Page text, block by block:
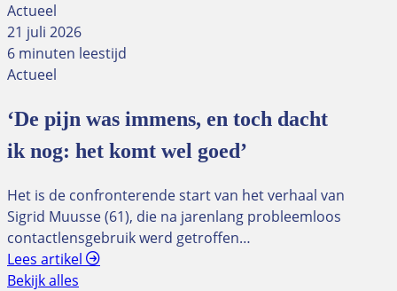
Actueel
21 juli 2026
6 minuten leestijd
Actueel
‘De pijn was immens, en toch dacht
ik nog: het komt wel goed’
Het is de confronterende start van het verhaal van
Sigrid Muusse (61), die na jarenlang probleemloos
contactlensgebruik werd getroffen…
Lees artikel
Bekijk alles